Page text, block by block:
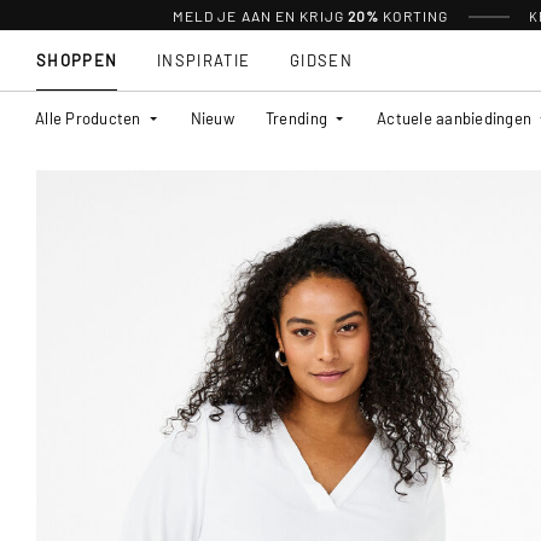
MELD JE AAN EN KRIJG 20% KORTING
SHOPPEN
Alle Producten Nieuw Trending Actuele aanbiedingen
INSPIRATIE GIDSEN